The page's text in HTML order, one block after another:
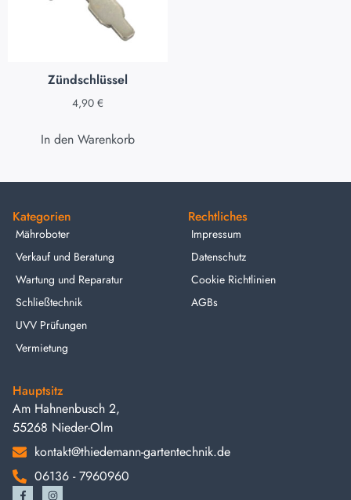
Zündschlüssel
4,90 €
In den Warenkorb
Kategorien
Mähroboter
Verkauf und Beratung
Wartung und Reparatur
Schließtechnik
UVV Prüfungen
Vermietung
Rechtliches
Impressum
Datenschutz
Cookie Richtlinien
AGBs
Hauptsitz
Am Hahnenbusch 2,
55268 Nieder-Olm
kontakt@thiedemann-gartentechnik.de
06136 - 7960960